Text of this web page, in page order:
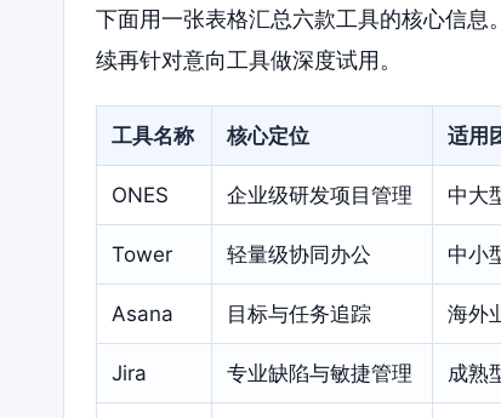
下面用一张表格汇总六款工具的核心信
续再针对意向工具做深度试用。
工具名称 核心定位 适用
ONES 企业级研发项目管理 中大
Tower 轻量级协同办公 中小
Asana 目标与任务追踪 海外
Jira 专业缺陷与敏捷管理 成熟